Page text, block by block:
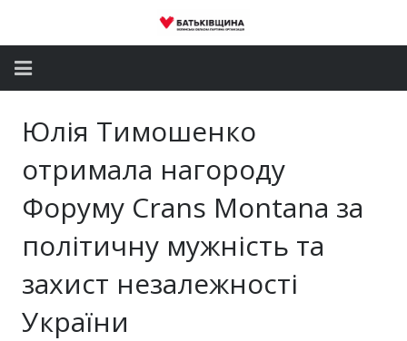
Партія
Депутатський корпус
Громадські приймальні
Контакти
Юлія Тимошенко
отримала нагороду
Форуму Crans Montana за
політичну мужність та
захист незалежності
України